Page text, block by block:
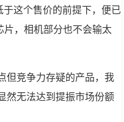
这个售价的前提下，便已
片，相机部分也不会输太
但竞争力存疑的产品，我
然无法达到提振市场份额